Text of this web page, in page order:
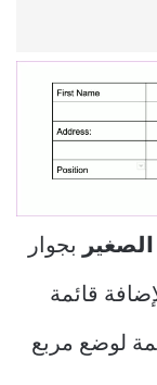
بجوار
قائمة
لوضع مربع